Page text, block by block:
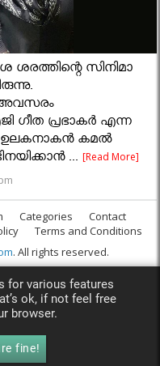
ശരത്തിന്റെ സിനിമാ
അവസരം
ഗീത പ്രഭാകര്‍ എന്ന
കമല്‍
...[Read More]
Categories
Contact
Terms and Conditions
. All rights reserved.
for various features
ok, if not feel free
browser.
fine!